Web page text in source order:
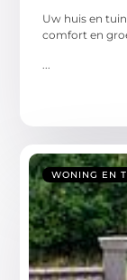
Uw huis en
comfort en
WONING EN